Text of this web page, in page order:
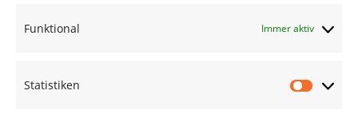
Funktional Immer aktiv
Statistiken